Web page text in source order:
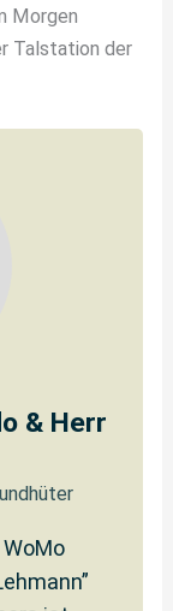
Morgen
Talstation der
& Herr